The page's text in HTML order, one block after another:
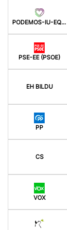
PODEMOS-IU-EQUO BERD
PSE-EE (PSOE)
EH BILDU
PP
CS
VOX